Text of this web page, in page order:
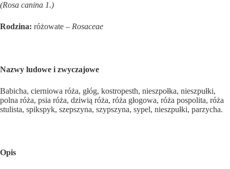
(Rosa canina 1.)
Rodzina: różowate – Rosaceae
Nazwy ludowe i zwyczajowe
Babicha, cierniowa róża, głóg, kostropesth, nieszpołka, nieszpułki,
polna róża, psia róża, dziwią róża, róża głogowa, róża pospolita, róża
stulista, spikspyk, szepszyna, szypszyna, sypel, nieszpuł­ki, parzycha.
Opis